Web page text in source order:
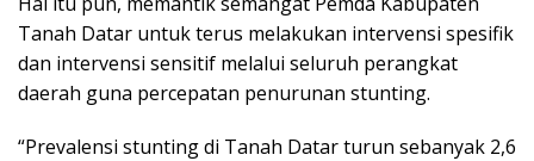
Tanah Datar untuk terus melakukan intervensi spesifik
dan intervensi sensitif melalui seluruh perangkat
daerah guna percepatan penurunan stunting.
“Prevalensi stunting di Tanah Datar turun sebanyak 2,6